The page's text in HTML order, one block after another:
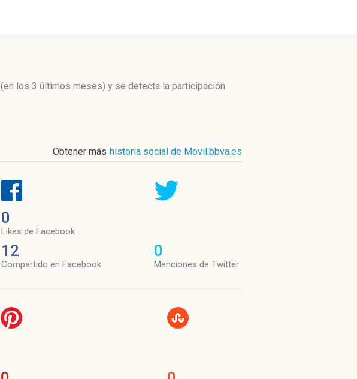
(en los 3 últimos meses) y se detecta la participación
Obtener más historia social de Movil.bbva.es
0
Likes de Facebook
12
Compartido en Facebook
0
Menciones de Twitter